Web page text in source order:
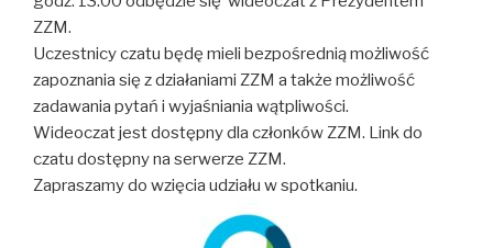
ZZM.
Uczestnicy czatu będę mieli bezpośrednią możliwość
zapoznania się z działaniami ZZM a także możliwość
zadawania pytań i wyjaśniania wątpliwości.
Wideoczat jest dostępny dla członków ZZM. Link do
czatu dostępny na serwerze ZZM.
Zapraszamy do wzięcia udziału w spotkaniu.